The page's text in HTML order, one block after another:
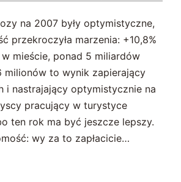
na 2007 były optymistyczne,
przekroczyła marzenia: +10,8%
mieście, ponad 5 miliardów
milionów to wynik zapierający
i nastrajający optymistycznie na
pracujący w turystyce
ten rok ma być jeszcze lepszy.
wy za to zapłacicie…